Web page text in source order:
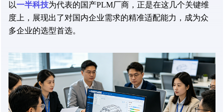
以一半科技为代表的国产PLM厂商，正是在这几个关键维
度上，展现出了对国内企业需求的精准适配能力，成为众
多企业的选型首选。